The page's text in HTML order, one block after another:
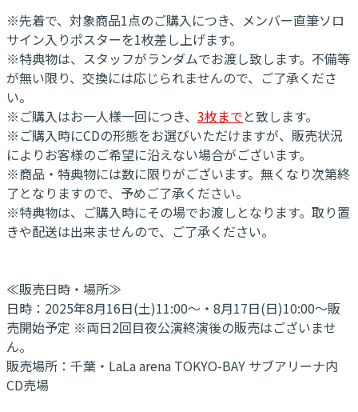
※先着で、対象商品1点のご購入につき、メンバー直筆ソロ
サイン入りポスターを1枚差し上げます。
※特典物は、スタッフがランダムでお渡し致します。不備等
が無い限り、交換には応じられませんので、ご了承くださ
い。
※ご購入はお一人様一回につき、 3枚までと致します。
※ご購入時にCDの形態をお選びいただけますが、販売状況
によりお客様のご希望に沿えない場合がございます。
※商品・特典物には数に限りがございます。無くなり次第終
了となりますので、予めご了承ください。
※特典物は、ご購入時にその場でお渡しとなります。取り置
きや配送は出来ませんので、ご了承ください。
≪販売日時・場所≫
日時：2025年8月16日(土)11:00～・8月17日(日)10:00～販
売開始予定 ※両日2回目夜公演終演後の販売はございませ
ん。
販売場所：千葉・LaLa arena TOKYO-BAY サブアリーナ内
CD売場